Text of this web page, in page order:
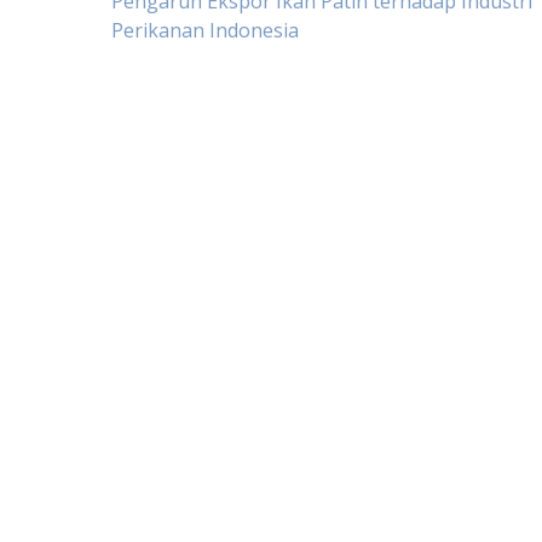
Post
Perikanan Indonesia